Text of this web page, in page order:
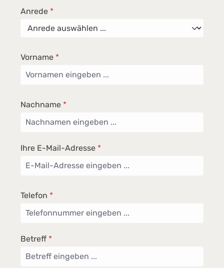
Anrede *
Vorname *
Nachname *
Ihre E-Mail-Adresse *
Telefon *
Betreff *